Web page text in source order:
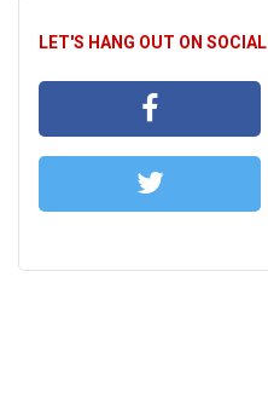
LET'S HANG OUT ON SOCIAL